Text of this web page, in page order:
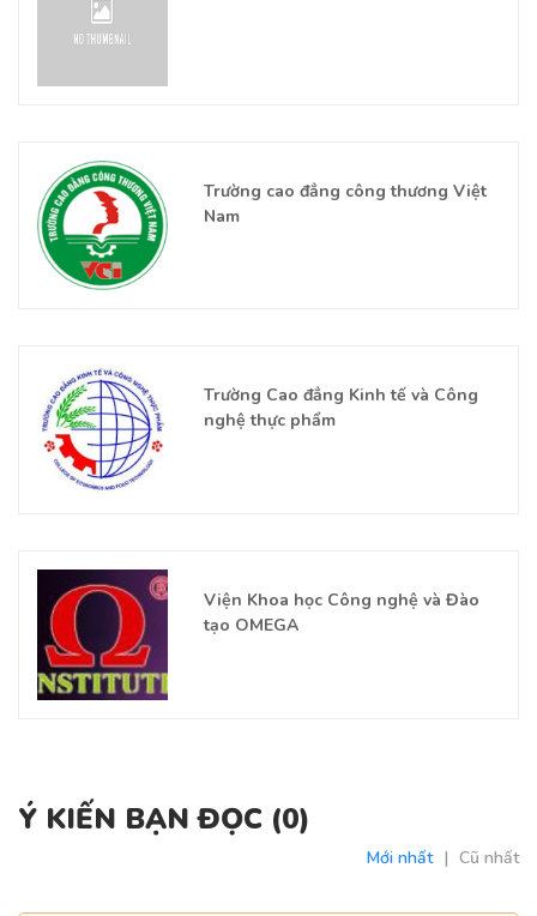
Trường cao đẳng công thương Việt
Nam
Trường Cao đẳng Kinh tế và Công
nghệ thực phẩm
Viện Khoa học Công nghệ và Đào
tạo OMEGA
Ý KIẾN BẠN ĐỌC (0)
Mới nhất | Cũ nhất